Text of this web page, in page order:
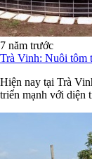
7 năm trước
Trà Vinh: Nuôi tôm
Hiện nay tại Trà
triển mạnh với diện